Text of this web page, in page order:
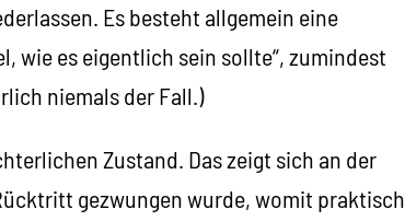
Es besteht allgemein eine
wie es eigentlich sein sollte“, zumindest
niemals der Fall.)
Zustand. Das zeigt sich an der
gezwungen wurde, womit praktisch